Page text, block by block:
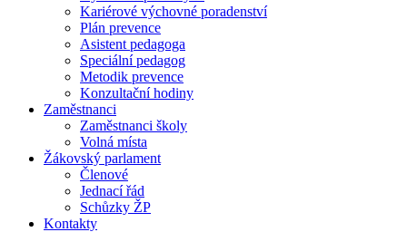
Kariérové výchovné poradenství
Plán prevence
Asistent pedagoga
Speciální pedagog
Metodik prevence
Konzultační hodiny
Zaměstnanci
Zaměstnanci školy
Volná místa
Žákovský parlament
Členové
Jednací řád
Schůzky ŽP
Kontakty